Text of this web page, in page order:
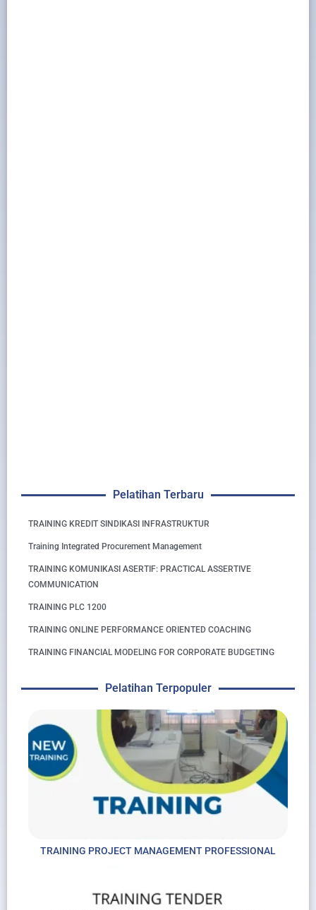
Pelatihan Terbaru
TRAINING KREDIT SINDIKASI INFRASTRUKTUR
Training Integrated Procurement Management
TRAINING KOMUNIKASI ASERTIF: PRACTICAL ASSERTIVE
COMMUNICATION
TRAINING PLC 1200
TRAINING ONLINE PERFORMANCE ORIENTED COACHING
TRAINING FINANCIAL MODELING FOR CORPORATE BUDGETING
Pelatihan Terpopuler
TRAINING PROJECT MANAGEMENT PROFESSIONAL